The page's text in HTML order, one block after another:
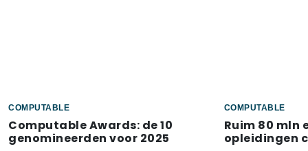
COMPUTABLE
Computable Awards: de 10
genomineerden voor 2025
COMPUTABLE
Ruim 80 mln
opleidingen